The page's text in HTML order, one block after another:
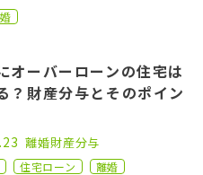
オーバーローンの住宅は
？財産分与とそのポイン
離婚財産分与
住宅ローン 離婚